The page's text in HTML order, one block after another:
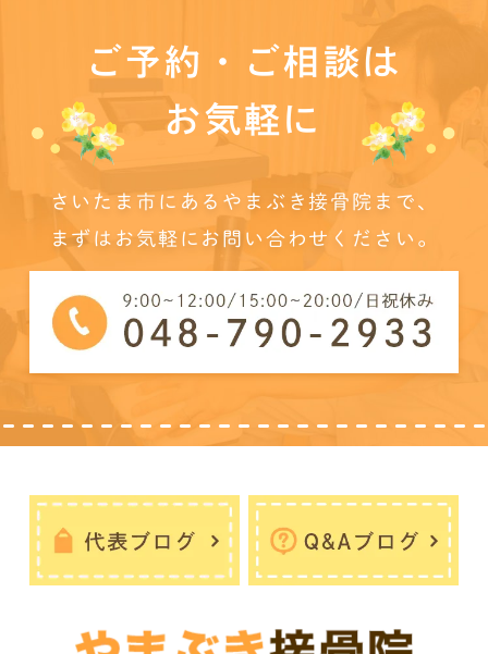
ご予約・ご相談は
お気軽に
さいたま市にあるやまぶき接骨院まで、
まずはお気軽にお問い合わせください。